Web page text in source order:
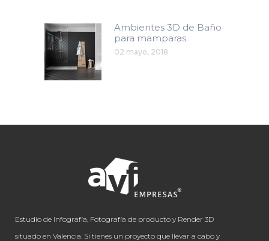
Ambientes 3D de Baño
para mamparas
02 mayo, 2018
Estudio de Infografía, Fotografía de producto y Render 3D
situado en Valencia. Si tienes un proyecto que llevar a cabo y